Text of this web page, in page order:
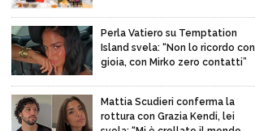
Perla Vatiero su Temptation
Island svela: “Non lo ricordo con
gioia, con Mirko zero contatti”
Mattia Scudieri conferma la
rottura con Grazia Kendi, lei